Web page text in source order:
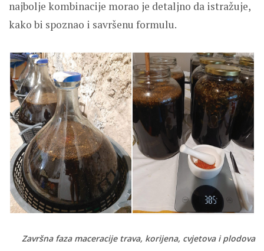
najbolje kombinacije morao je detaljno da istražuje,
kako bi spoznao i savršenu formulu.
Završna faza maceracije trava, korijena, cvjetova i plodova